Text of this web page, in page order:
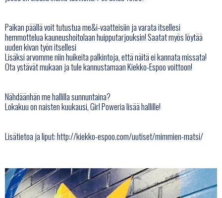
Paikan päällä voit tutustua me&i-vaatteisiin ja varata itsellesi
hemmottelua kauneushoitolaan huipputarjouksin! Saatat myös löytää
uuden kivan työn itsellesi
Lisäksi arvomme niin huikeita palkintoja, että näitä ei kannata missata!
Ota ystävät mukaan ja tule kannustamaan Kiekko-Espoo voittoon!
Nähdäänhän me hallilla sunnuntaina?
Lokakuu on naisten kuukausi, Girl Poweria lisää hallille!
Lisätietoa ja liput:http://kiekko-espoo.com/uutiset/mimmien-matsi/